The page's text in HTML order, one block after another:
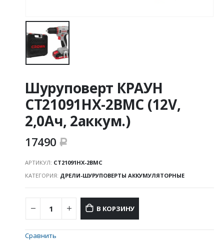
Шуруповерт КРАУН
СТ21091НХ-2BMC (12V,
2,0Ач, 2аккум.)
17490 Р
АРТИКУЛ: СТ21091НХ-2BMC
КАТЕГОРИЯ: ДРЕЛИ-ШУРУПОВЕРТЫ АККУМУЛЯТОРНЫЕ
В КОРЗИНУ
Сравнить